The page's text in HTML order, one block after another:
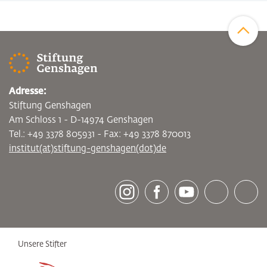
[socialLinksTitle]
Adresse:
Stiftung Genshagen
Am Schloss 1 - D-14974 Genshagen
Tel.: +49 3378 805931 - Fax: +49 3378 870013
institut(at)stiftung-genshagen(dot)de
Unsere Stifter